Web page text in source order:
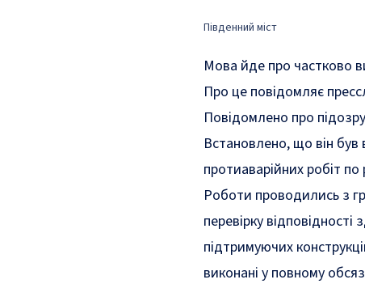
Південний міст
Мова йде про частково
Про це повідомляє
Повідомлено про
Встановлено, що він був
протиаварійних робіт
Роботи проводились з
перевірку
підтримуючих
виконані у повному